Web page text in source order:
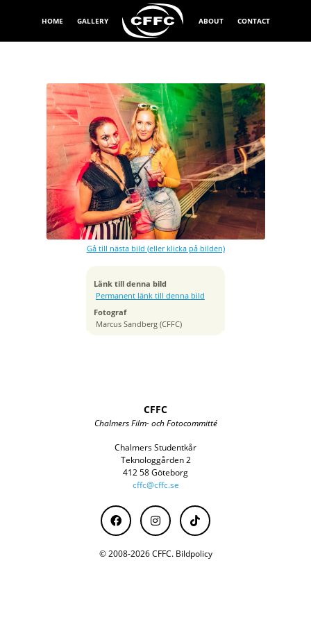
HOME GALLERY ABOUT CONTACT
Gå till nästa bild (eller klicka på bilden)
Länk till denna bild
Permanent länk till denna bild
Fotograf
Marcus Sandberg (CFFC)
Exponeringstid
1/6 sek
Bländare
f/3.2
Kamera
Canon EOS 5D Mark IV
Tagen
ISO
250
Brännvidd
24 mm
CFFC
Chalmers Film- och Fotocommitté
Chalmers Studentkår
Teknologgården 2
412 58 Göteborg
cffc@cffc.se
© 2008-2026 CFFC. Bildpolicy